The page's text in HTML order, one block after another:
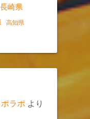
長崎県
高知県
ラポ より